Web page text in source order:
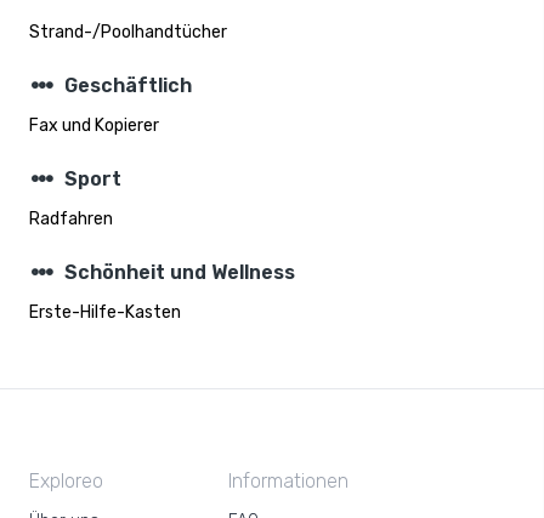
Strand-/Poolhandtücher
steppers Geschäftlich
Fax und Kopierer
steppers Sport
Radfahren
steppers Schönheit und Wellness
Erste-Hilfe-Kasten
Exploreo Informationen